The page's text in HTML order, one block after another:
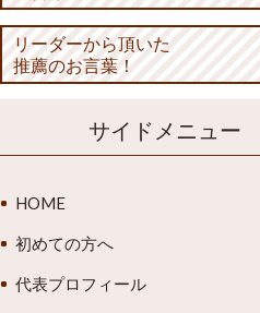
リーダーから頂いた
推薦のお言葉！
サイドメニュー
HOME
初めての方へ
代表プロフィール